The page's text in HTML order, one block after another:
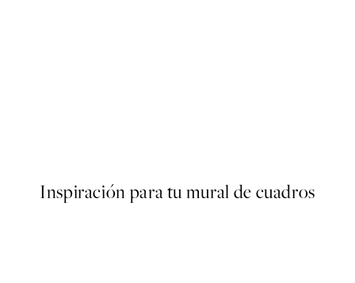
Inspiración para tu mural de cuadros